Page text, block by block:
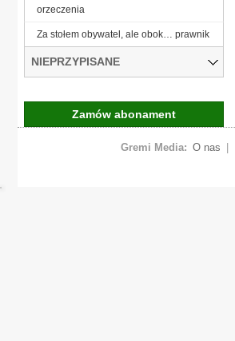
orzeczenia
Za stołem obywatel, ale obok… prawnik
NIEPRZYPISANE
Zamów abonament
Gremi Media: O nas